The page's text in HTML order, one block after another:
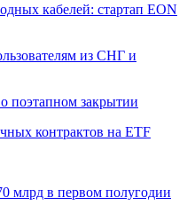
кабелей: стартап EON
из СНГ и
поэтапном закрытии
контрактов на ETF
млрд в первом полугодии